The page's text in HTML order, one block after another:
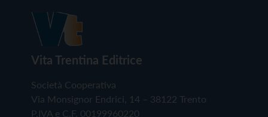
Vita Trentina Editrice
Società Cooperativa
Via Monsignor Endrici, 14 – 38122 Trento
P.IVA e C.F. 00199960220